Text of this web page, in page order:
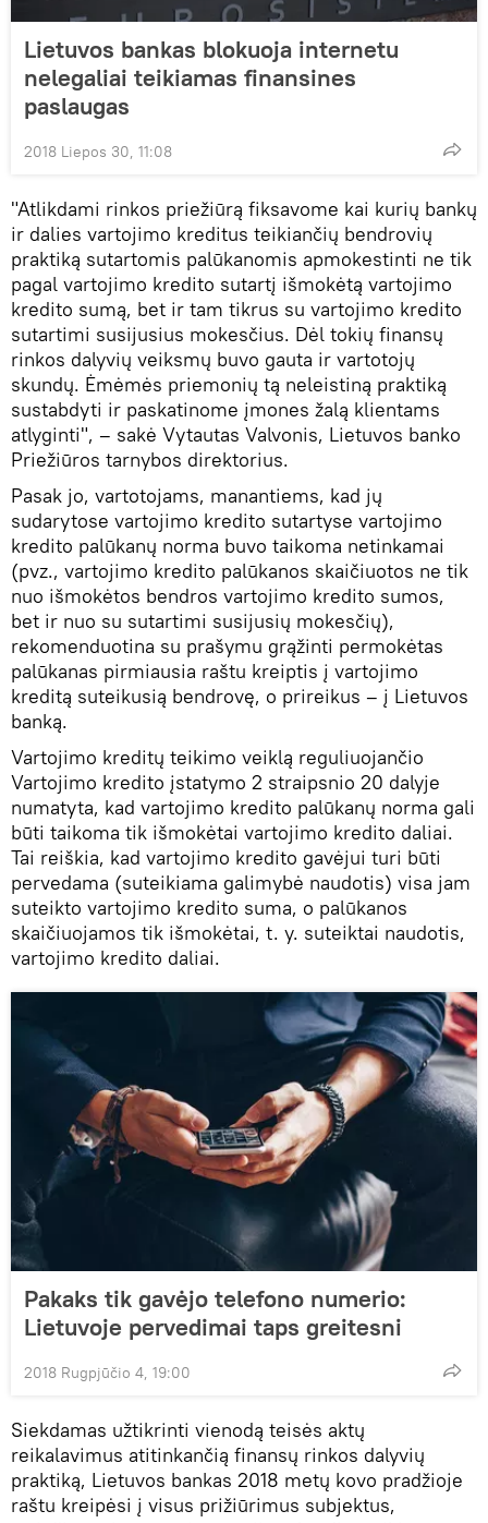
Lietuvos bankas blokuoja internetu
nelegaliai teikiamas finansines
paslaugas
2018 Liepos 30, 11:08
"Atlikdami rinkos priežiūrą fiksavome kai kurių bankų
ir dalies vartojimo kreditus teikiančių bendrovių
praktiką sutartomis palūkanomis apmokestinti ne tik
pagal vartojimo kredito sutartį išmokėtą vartojimo
kredito sumą, bet ir tam tikrus su vartojimo kredito
sutartimi susijusius mokesčius. Dėl tokių finansų
rinkos dalyvių veiksmų buvo gauta ir vartotojų
skundų. Ėmėmės priemonių tą neleistiną praktiką
sustabdyti ir paskatinome įmones žalą klientams
atlyginti", – sakė Vytautas Valvonis, Lietuvos banko
Priežiūros tarnybos direktorius.
Pasak jo, vartotojams, manantiems, kad jų
sudarytose vartojimo kredito sutartyse vartojimo
kredito palūkanų norma buvo taikoma netinkamai
(pvz., vartojimo kredito palūkanos skaičiuotos ne tik
nuo išmokėtos bendros vartojimo kredito sumos,
bet ir nuo su sutartimi susijusių mokesčių),
rekomenduotina su prašymu grąžinti permokėtas
palūkanas pirmiausia raštu kreiptis į vartojimo
kreditą suteikusią bendrovę, o prireikus – į Lietuvos
banką.
Vartojimo kreditų teikimo veiklą reguliuojančio
Vartojimo kredito įstatymo 2 straipsnio 20 dalyje
numatyta, kad vartojimo kredito palūkanų norma gali
būti taikoma tik išmokėtai vartojimo kredito daliai.
Tai reiškia, kad vartojimo kredito gavėjui turi būti
pervedama (suteikiama galimybė naudotis) visa jam
suteikto vartojimo kredito suma, o palūkanos
skaičiuojamos tik išmokėtai, t. y. suteiktai naudotis,
vartojimo kredito daliai.
Pakaks tik gavėjo telefono numerio:
Lietuvoje pervedimai taps greitesni
2018 Rugpjūčio 4, 19:00
Siekdamas užtikrinti vienodą teisės aktų
reikalavimus atitinkančią finansų rinkos dalyvių
praktiką, Lietuvos bankas 2018 metų kovo pradžioje
raštu kreipėsi į visus prižiūrimus subjektus,